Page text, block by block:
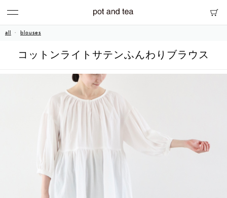
all blouses
コットンライトサテンふんわりブラウス